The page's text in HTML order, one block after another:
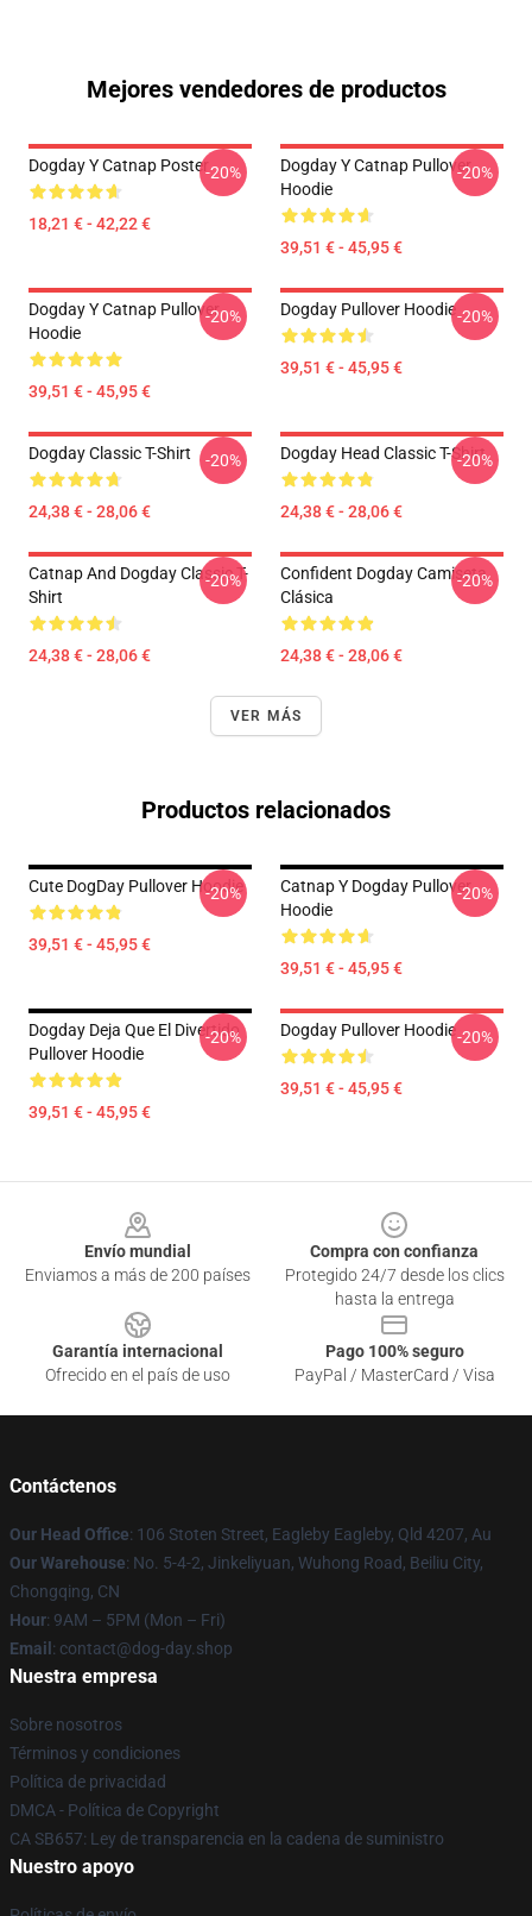
Mejores vendedores de productos
Dogday Y Catnap Poster
18,21 € - 42,22 €
-20%
Dogday Y Catnap Pullover
Hoodie
39,51 € - 45,95 €
-20%
Dogday Y Catnap Pullover
Hoodie
39,51 € - 45,95 €
-20% Dogday Pullover Hoodie
39,51 € - 45,95 €
-20%
Dogday Classic T-Shirt
24,38 € - 28,06 €
-20% Dogday Head Classic T-Shirt
24,38 € - 28,06 €
-20%
Catnap And Dogday Classic T-
Shirt
24,38 € - 28,06 €
-20%
Confident Dogday Camiseta
Clásica
24,38 € - 28,06 €
-20%
VER MÁS
Productos relacionados
Cute DogDay Pullover Hoodie
39,51 € - 45,95 €
-20%
Catnap Y Dogday Pullover
Hoodie
39,51 € - 45,95 €
-20%
Dogday Deja Que El Divertido
Pullover Hoodie
39,51 € - 45,95 €
-20% Dogday Pullover Hoodie
39,51 € - 45,95 €
-20%
Envío mundial
Enviamos a más de 200 países
Compra con confianza
Protegido 24/7 desde los clics
hasta la entrega
Garantía internacional
Ofrecido en el país de uso
Pago 100% seguro
PayPal / MasterCard / Visa
Contáctenos
Our Head Office: 106 Stoten Street, Eagleby Eagleby, Qld 4207, Au
Our Warehouse: No. 5-4-2, Jinkeliyuan, Wuhong Road, Beiliu City,
Chongqing, CN
Hour: 9AM – 5PM (Mon – Fri)
Email : contact@dog-day.shop
Nuestra empresa
Sobre nosotros
Términos y condiciones
Política de privacidad
DMCA - Política de Copyright
CA SB657: Ley de transparencia en la cadena de suministro
Nuestro apoyo